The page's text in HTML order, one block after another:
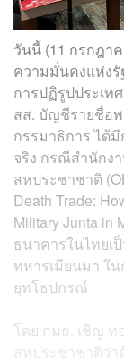
วันนี้ (11 กรกฎา
ความมั่นคงแห่ง
การปฏิรูปประเท
สส. บัญชีรายชื่อ
กรรมาธิการ ได้
จริง กรณีสำนักง
สหประชาชาติ
Death Trade:
Military Junta in
ธนาคารในไทยเ
ทหารเมียนมา ใ
ยุทโธปกรณ์
โดย กมธ. เชิญ ท
สหประชาชาติว่